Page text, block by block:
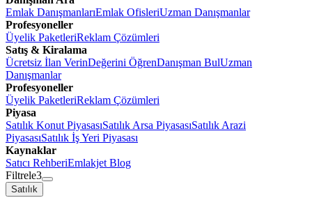
Emlak DanışmanlarıEmlak OfisleriUzman Danışmanlar
Profesyoneller
Üyelik PaketleriReklam Çözümleri
Satış & Kiralama
Ücretsiz İlan VerinDeğerini ÖğrenDanışman BulUzman
Danışmanlar
Profesyoneller
Üyelik PaketleriReklam Çözümleri
Piyasa
Satılık Konut PiyasasıSatılık Arsa PiyasasıSatılık Arazi
PiyasasıSatılık İş Yeri Piyasası
Kaynaklar
Satıcı RehberiEmlakjet Blog
Filtrele3
Satılık